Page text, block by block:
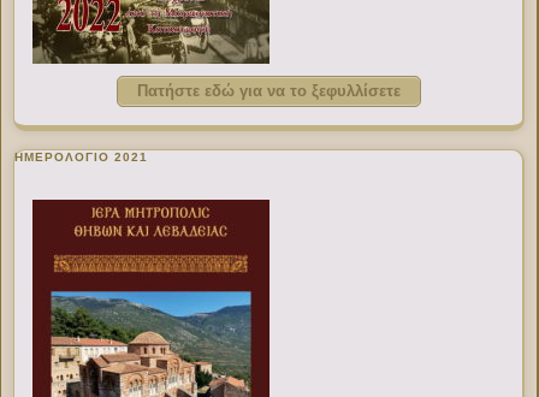
Πατήστε εδώ για να το ξεφυλλίσετε
ΗΜΕΡΟΛΟΓΙΟ 2021